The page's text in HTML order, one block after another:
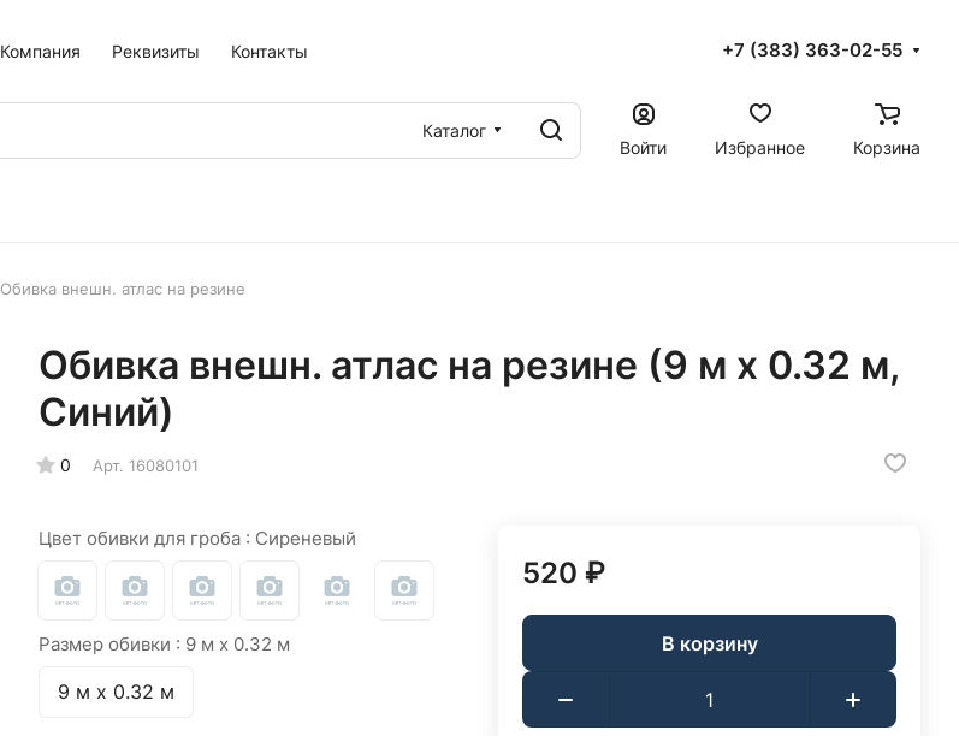
Компания Реквизиты Контакты +7 (383) 363-02-55
Каталог
Войти
Избранное Корзина
Обивка внешн. атлас на резине
Обивка внешн. атлас на резине (9 м х 0.32 м,
Синий)
0 Арт. 16080101
Цвет обивки для гроба : Сиреневый
Размер обивки : 9 м х 0.32 м
9 м х 0.32 м
520 ₽
В корзину